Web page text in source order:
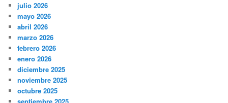
julio 2026
mayo 2026
abril 2026
marzo 2026
febrero 2026
enero 2026
diciembre 2025
noviembre 2025
octubre 2025